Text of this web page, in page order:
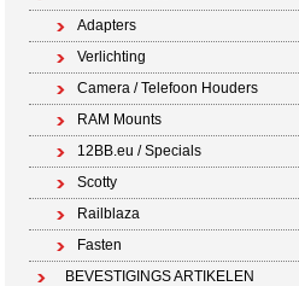
Adapters
Verlichting
Camera / Telefoon Houders
RAM Mounts
12BB.eu / Specials
Scotty
Railblaza
Fasten
BEVESTIGINGS ARTIKELEN